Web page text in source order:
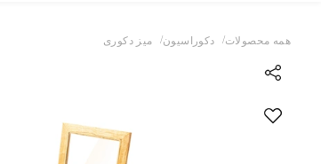
همه محصولات/ دکوراسیون/ میز دکوری